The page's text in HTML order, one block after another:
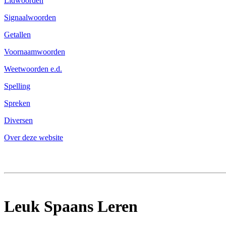
Signaalwoorden
Getallen
Voornaamwoorden
Weetwoorden e.d.
Spelling
Spreken
Diversen
Over deze website
Leuk Spaans Leren